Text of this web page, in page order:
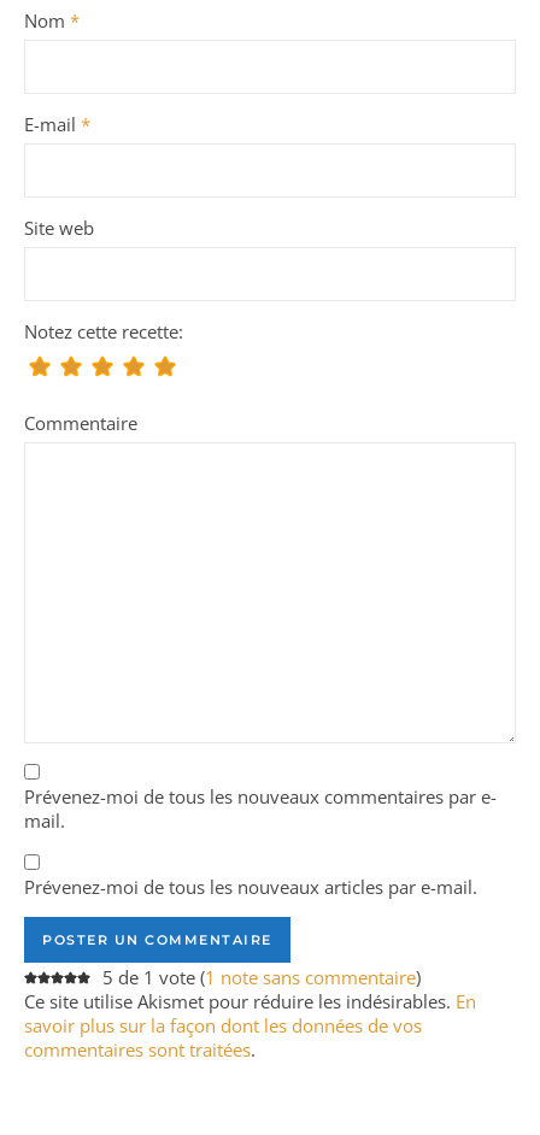
Nom *
E-mail *
Site web
Notez cette recette:
Commentaire
Prévenez-moi de tous les nouveaux commentaires par e-
mail.
Prévenez-moi de tous les nouveaux articles par e-mail.
5 de 1 vote (1 note sans commentaire)
Ce site utilise Akismet pour réduire les indésirables. En
savoir plus sur la façon dont les données de vos
commentaires sont traitées.